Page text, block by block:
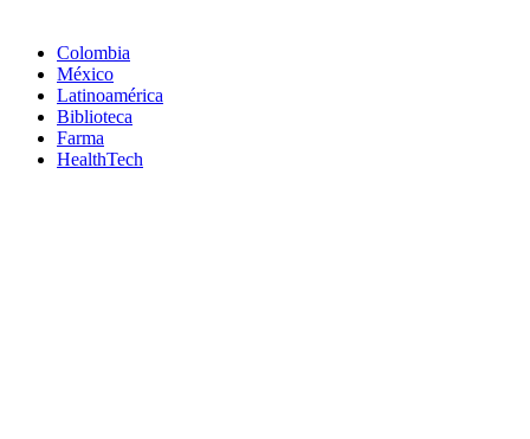
Colombia
México
Latinoamérica
Biblioteca
Farma
HealthTech